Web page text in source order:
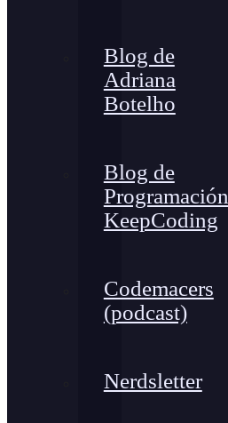
Blog de
Adriana
Botelho
Blog de
Programación
KeepCoding
Codemacers
(podcast)
Nerdsletter